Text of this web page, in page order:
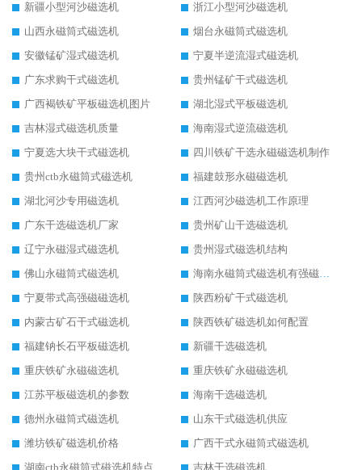
新疆小型河沙磁选机
浙江小型河沙磁选机
山西永磁筒式磁选机
烟台永磁筒式磁选机
安徽锰矿湿式磁选机
宁夏半逆流湿式磁选机
广东求购干式磁选机
贵州锰矿干式磁选机
广西褐铁矿平板磁选机图片
湖北湿式平板磁选机
吉林湿式磁选机质量
海南湿式逆流磁选机
宁夏选大块干式磁选机
四川铁矿干选永磁磁选机制作
贵州ctb永磁筒式磁选机
福建鼓形永磁磁选机
湖北河沙专用磁选机
江西河沙磁选机工作原理
广东干选磁选机厂家
贵州矿山干选磁选机
辽宁永磁湿式磁选机
贵州湿式磁选机结构
佛山永磁筒式磁选机
海南永磁筒式磁选机有强磁的吗
宁夏带式高强磁磁选机
陕西粉矿干式磁选机
内蒙古矿石干式磁选机
陕西铁矿磁选机如何配置
福建钠长石平板磁选机
新疆干选磁选机
重庆铁矿永磁磁选机
重庆铁矿永磁磁选机
江苏平板磁选机的参数
海南干选磁选机
德州永磁筒式磁选机
山东干式磁选机供应
潍坊铁矿磁选机价格
广西干式永磁筒式磁选机
湖南ctb永磁筒式磁选机特点
吉林干选磁选机